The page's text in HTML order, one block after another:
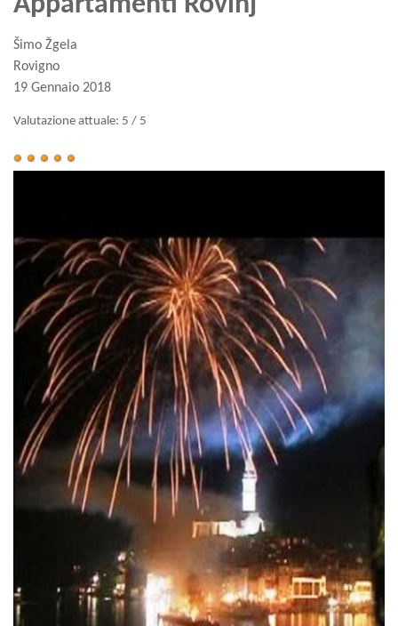
Šimo Žgela
Rovigno
19 Gennaio 2018
Valutazione attuale: 5 / 5